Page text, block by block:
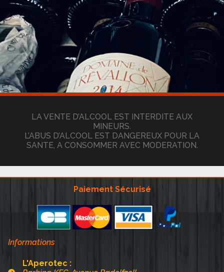
LA VENTE D’ALCOOL EST INTERDITE AUX
MINEURS.
L’ABUS D’ALCOOL EST DANGEREUX POUR LA
SANTE, A CONSOMMER AVEC MODERATION.
Paiement Sécurisé
Informations
L'Aperotec :